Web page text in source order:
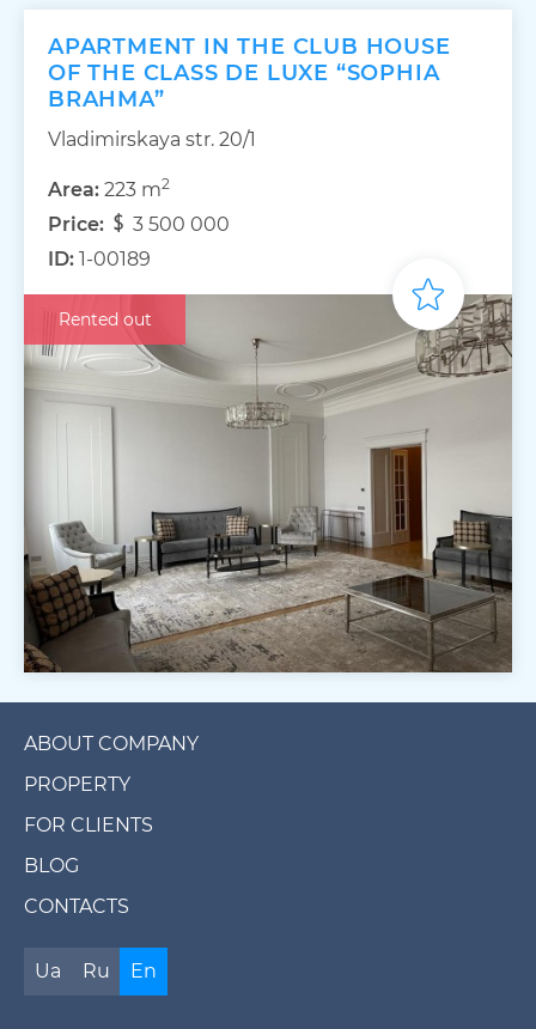
APARTMENT IN THE CLUB HOUSE
OF THE CLASS DE LUXE “SOPHIA
BRAHMA”
Vladimirskaya str. 20/1
Area: 223 m2
Price:
3 500 000
ID: 1-00189
Rented out
ABOUT COMPANY
PROPERTY
FOR CLIENTS
BLOG
CONTACTS
Ua Ru En